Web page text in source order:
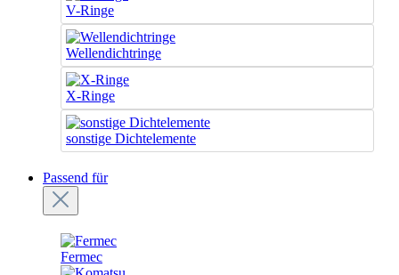
V-Ringe
Wellendichtringe
X-Ringe
sonstige Dichtelemente
Passend für
Fermec